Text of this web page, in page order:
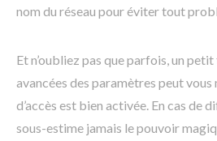
nom du réseau pour éviter tout
Et n’oubliez pas que parfois, un
avancées des paramètres peut
d’accès est bien activée. En cas de
sous-estime jamais le pouvoir